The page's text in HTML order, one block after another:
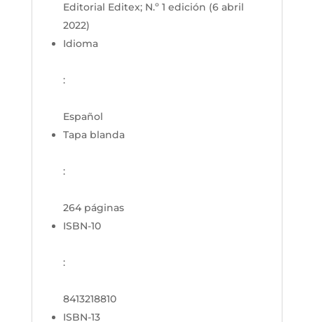
Editorial Editex; N.º 1 edición (6 abril
2022)
Idioma
:
Español
Tapa blanda
:
264 páginas
ISBN-10
:
8413218810
ISBN-13